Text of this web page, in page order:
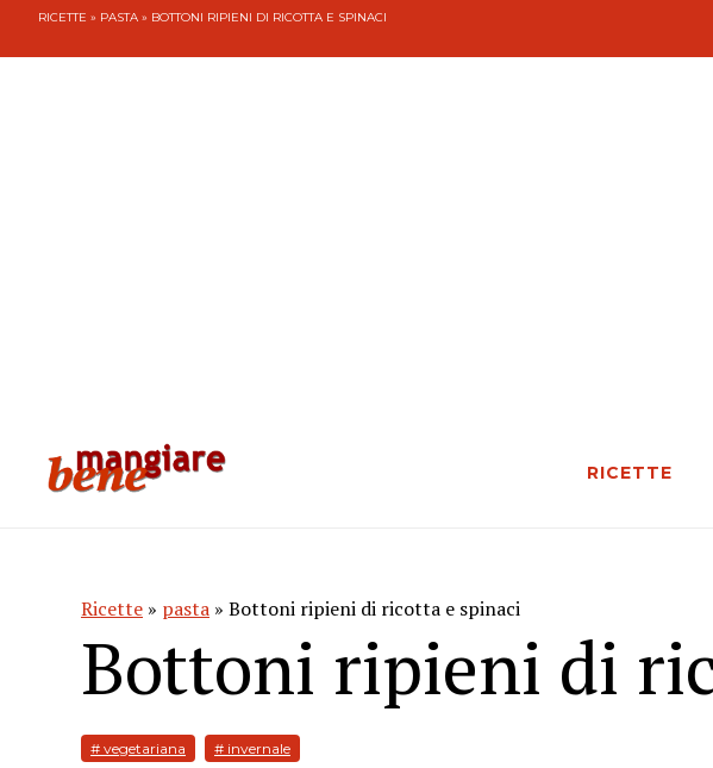
RICETTE » PASTA » BOTTONI RIPIENI DI RICOTTA E SPINACI
RICETTE
Ricette » pasta » Bottoni ripieni di ricotta e spinaci
Bottoni ripieni di
# vegetariana # invernale